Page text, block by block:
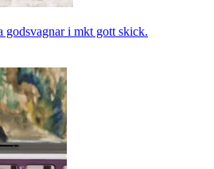
godsvagnar i mkt gott skick.